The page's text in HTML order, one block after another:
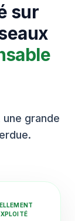
sur
grande